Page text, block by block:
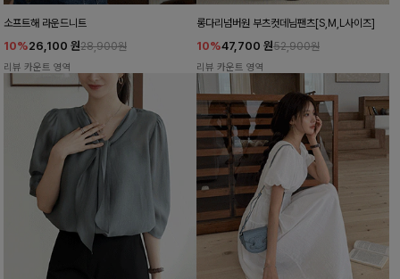
소프트해 라운드니트
10%26,100 원28,900원
리뷰 카운트 영역
롱다리넘버원 부츠컷데님팬츠[S,M,L사이즈]
10%47,700 원52,900원
리뷰 카운트 영역